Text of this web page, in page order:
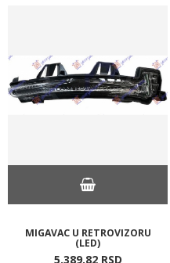
MIGAVAC U RETROVIZORU
(LED)
5.389,82 RSD